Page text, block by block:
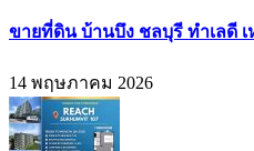
ขายที่ดิน บ้านบึง ชลบุรี ทำเลดี เ
14 พฤษภาคม 2026